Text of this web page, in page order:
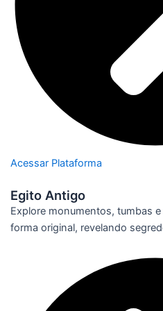
Acessar Plataforma
Egito Antigo
Explore monumentos, tumbas
forma original, revelando